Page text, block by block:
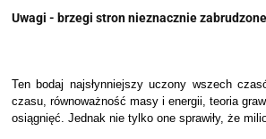
Uwagi - brzegi stron nieznacznie zabrudzone
Ten bodaj najsłynniejszy uczony wszech
czasu, równoważność masy i energii, teoria
osiągnięć. Jednak nie tylko one sprawiły, że